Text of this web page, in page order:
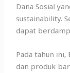
Dana Sosial
sustainability.
dapat
Pada tahun ini,
dan produk